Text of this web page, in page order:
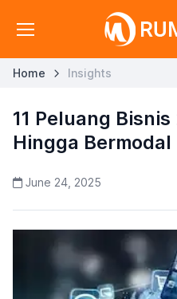
Home Insights
11 Peluang
Hingga Bermodal
June 24, 2025